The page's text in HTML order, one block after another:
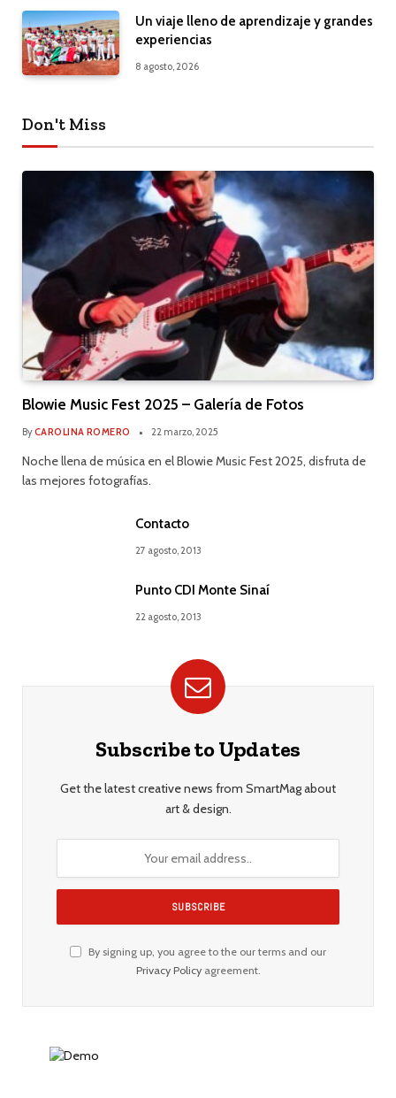
Un viaje lleno de aprendizaje y grandes
experiencias
8 agosto, 2026
Don't Miss
Blowie Music Fest 2025 – Galería de Fotos
ByCAROLINA ROMERO 22 marzo, 2025
Noche llena de música en el Blowie Music Fest 2025, disfruta de
las mejores fotografías.
Contacto
27 agosto, 2013
Punto CDI Monte Sinaí
22 agosto, 2013
Subscribe to Updates
Get the latest creative news from SmartMag about
art & design.
By signing up, you agree to the our terms and our
Privacy Policyagreement.